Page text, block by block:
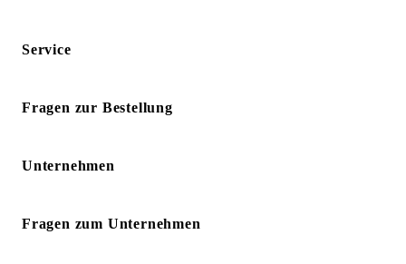
Service
Fragen zur Bestellung
Unternehmen
Fragen zum Unternehmen